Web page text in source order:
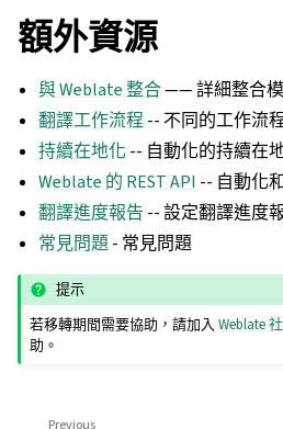
額外資源
與 Weblate 整合—— 詳細整合
翻譯工作流程 -- 不同的工作流
持續在地化-- 自動化的持續在
Weblate 的 REST API -- 自動化
翻譯進度報告 -- 設定翻譯進度
常見問題- 常見問題
提示
若移轉期間需要協助，請加入Weblate
助。
Previous